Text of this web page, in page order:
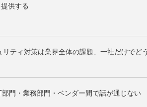
供する
ティ対策は業界全体の課題、一社だけでど
門・業務部門・ベンダー間で話が通じない